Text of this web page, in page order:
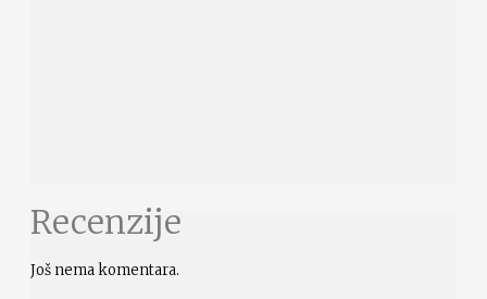
Recenzije
Još nema komentara.